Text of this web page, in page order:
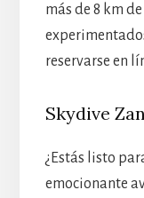
más de 8 km
reservarse en
Skydive
¿Estás listo
emocionante